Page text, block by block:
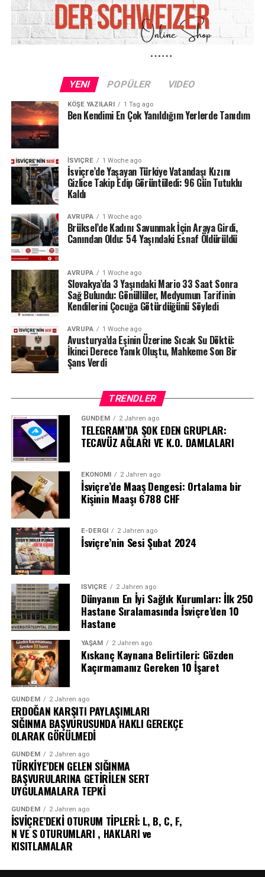
YENI POPÜLER VIDEO
KÖŞE YAZILARI 1 Tag ago
Ben Kendimi En Çok Yanıldığım Yerlerde Tanıdım
İSVIÇRE 1 Woche ago
İsviçre’de Yaşayan Türkiye Vatandaşı Kızını
Gizlice Takip Edip Görüntüledi: 96 Gün Tutuklu
Kaldı
AVRUPA 1 Woche ago
Brüksel’de Kadını Savunmak İçin Araya Girdi,
Canından Oldu: 54 Yaşındaki Esnaf Öldürüldü
AVRUPA 1 Woche ago
Slovakya’da 3 Yaşındaki Mario 33 Saat Sonra
Sağ Bulundu: Gönüllüler, Medyumun Tarifinin
Kendilerini Çocuğa Götürdüğünü Söyledi
AVRUPA 1 Woche ago
Avusturya’da Eşinin Üzerine Sıcak Su Döktü:
İkinci Derece Yanık Oluştu, Mahkeme Son Bir
Şans Verdi
TRENDLER
GÜNDEM 2 Jahren ago
TELEGRAM’DA ŞOK EDEN GRUPLAR:
TECAVÜZ AĞLARI VE K.O. DAMLALARI
EKONOMI 2 Jahren ago
İsviçre’de Maaş Dengesi: Ortalama bir
Kişinin Maaşı 6788 CHF
E-DERGI 2 Jahren ago
İsviçre’nin Sesi Şubat 2024
İSVIÇRE 2 Jahren ago
Dünyanın En İyi Sağlık Kurumları: İlk 250
Hastane Sıralamasında İsviçre’den 10
Hastane
YAŞAM 2 Jahren ago
Kıskanç Kaynana Belirtileri: Gözden
Kaçırmamanız Gereken 10 İşaret
GÜNDEM 2 Jahren ago
ERDOĞAN KARŞITI PAYLAŞIMLARI
SIĞINMA BAŞVURUSUNDA HAKLI GEREKÇE
OLARAK GÖRÜLMEDİ
GÜNDEM 2 Jahren ago
TÜRKİYE’DEN GELEN SIĞINMA
BAŞVURULARINA GETİRİLEN SERT
UYGULAMALARA TEPKİ
GÜNDEM 2 Jahren ago
İSVİÇRE’DEKİ OTURUM TİPLERİ: L, B, C, F,
N VE S OTURUMLARI , HAKLARI ve
KISITLAMALAR